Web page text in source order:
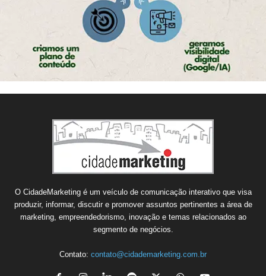
O CidadeMarketing é um veículo de comunicação interativo que visa
produzir, informar, discutir e promover assuntos pertinentes a área de
marketing, empreendedorismo, inovação e temas relacionados ao
segmento de negócios.
Contato: contato@cidademarketing.com.br